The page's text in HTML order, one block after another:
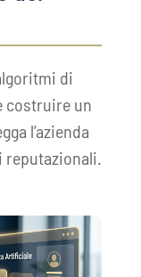
di
costruire un
l’azienda
reputazionali.